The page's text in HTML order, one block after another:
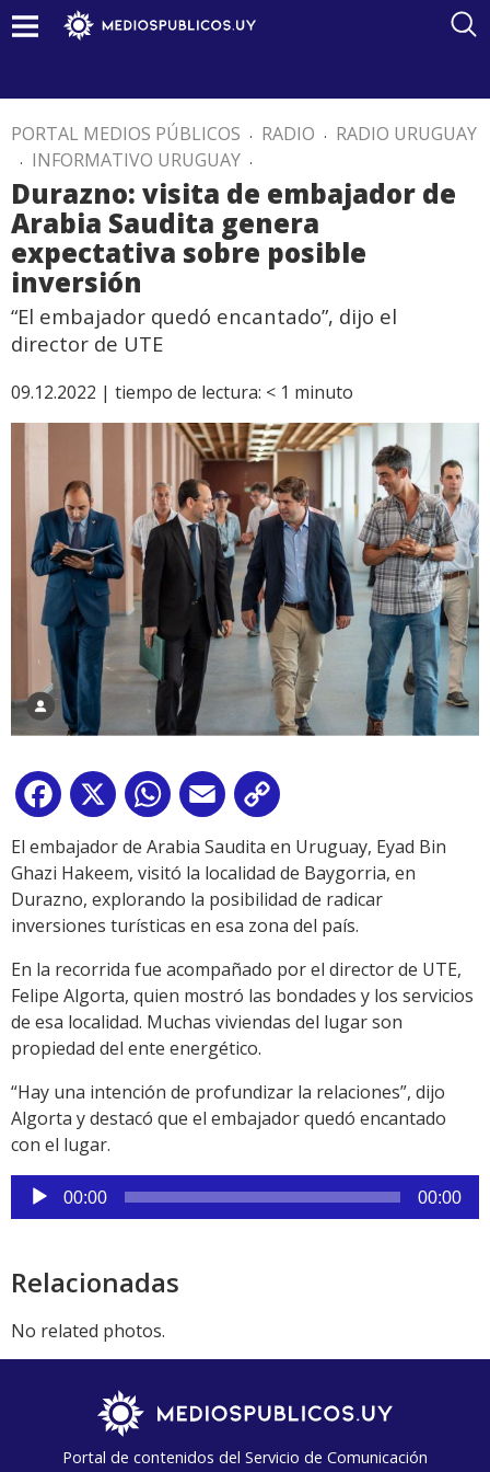
PORTAL MEDIOS PÚBLICOS . RADIO . RADIO URUGUAY
. INFORMATIVO URUGUAY .
Durazno: visita de embajador de
Arabia Saudita genera
expectativa sobre posible
inversión
“El embajador quedó encantado”, dijo el
director de UTE
09.12.2022 | tiempo de lectura: < 1 minuto
Facebook
X WhatsApp
Email
Link
El embajador de Arabia Saudita en Uruguay, Eyad Bin
Ghazi Hakeem, visitó la localidad de Baygorria, en
Durazno, explorando la posibilidad de radicar
inversiones turísticas en esa zona del país.
En la recorrida fue acompañado por el director de UTE,
Felipe Algorta, quien mostró las bondades y los servicios
de esa localidad. Muchas viviendas del lugar son
propiedad del ente energético.
“Hay una intención de profundizar la relaciones”, dijo
Algorta y destacó que el embajador quedó encantado
con el lugar.
Reproductor
de
00:00 00:00
Relacionadas
No related photos.
Portal de contenidos del Servicio de Comunicación